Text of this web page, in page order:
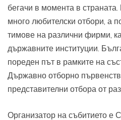
бегачи в момента в страната.
много любителски отбори, а
тимове на различни фирми,
държавните институции.
пореден път в рамките на
Държавно отборно
представителни отбора от
Организатор на събитието е